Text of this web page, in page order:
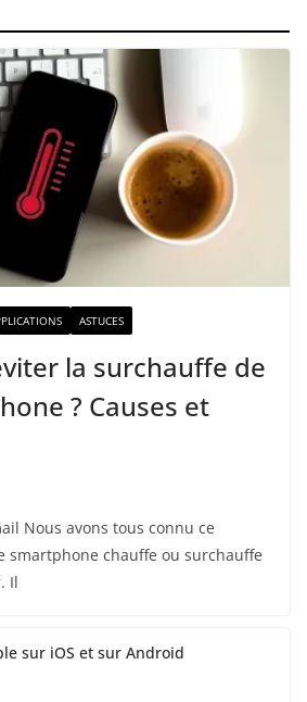
ASTUCES
la surchauffe de
? Causes et
Nous avons tous connu ce
smartphone chauffe ou surchauffe
Il
sur iOS et sur Android